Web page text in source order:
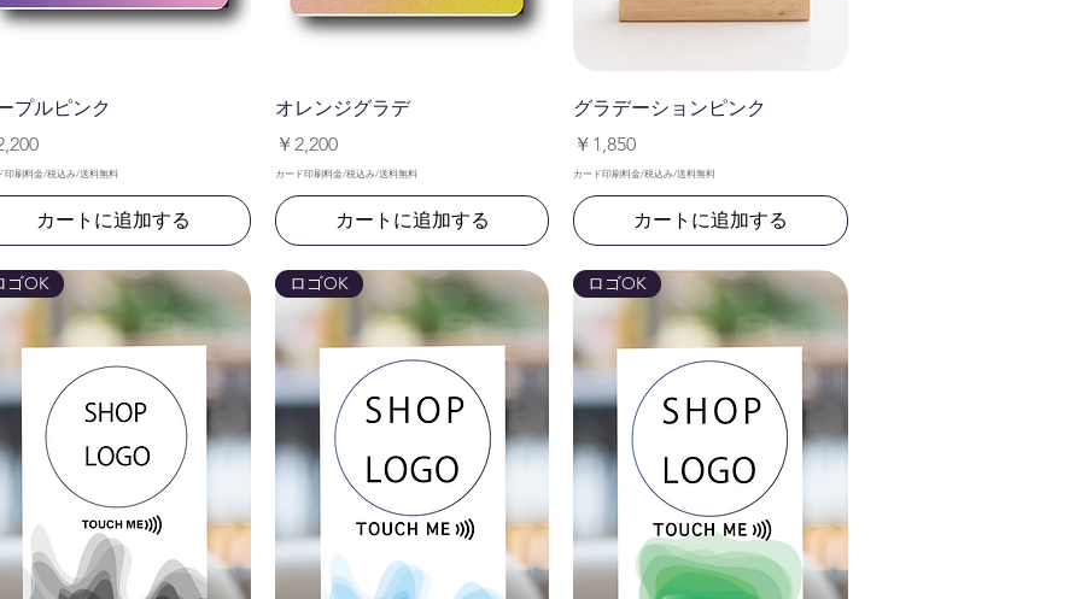
クイックビュー
プルピンク
印刷料金/税込み/送料無料
カートに追加する
クイックビュー
オレンジグラデ
価格
￥2,200
カード印刷料金/税込み/送料無料
カートに追加する
クイックビュー
グラデーションピンク
価格
￥1,850
カード印刷料金/税込み/送料無料
カートに追加する
ゴOK ロゴOK ロゴOK